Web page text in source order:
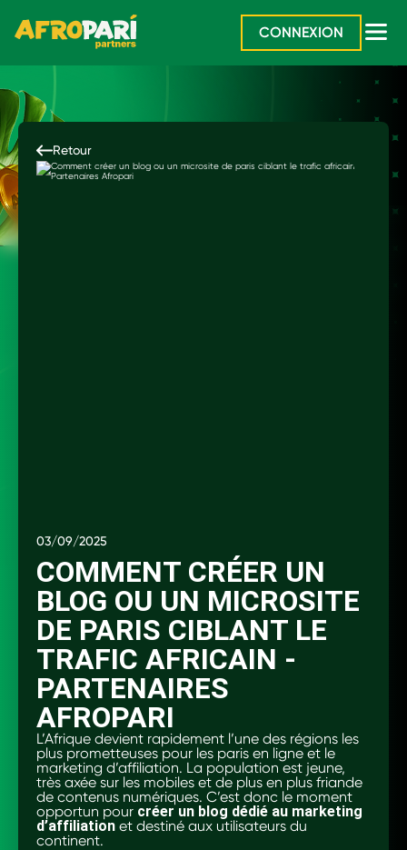
CONNEXION
Retour
03/09/2025
COMMENT CRÉER UN
BLOG OU UN MICROSITE
DE PARIS CIBLANT LE
TRAFIC AFRICAIN -
PARTENAIRES
AFROPARI
L’Afrique devient rapidement l’une des régions les
plus prometteuses pour les paris en ligne et le
marketing d’affiliation. La population est jeune,
très axée sur les mobiles et de plus en plus friande
de contenus numériques. C’est donc le moment
opportun pour créer un blog dédié au marketing
d’affiliation et destiné aux utilisateurs du
continent.